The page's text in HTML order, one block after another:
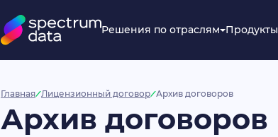
Решения по отраслям Продукты
Главная Лицензионный договор Архив договоров
Архив договоров